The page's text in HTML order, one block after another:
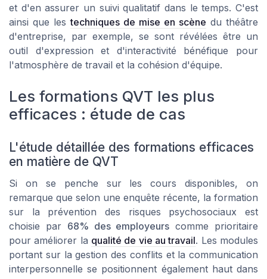
et d'en assurer un suivi qualitatif dans le temps. C'est
ainsi que lestechniques de mise en scène du théâtre
d'entreprise, par exemple, se sont révélées être un
outil d'expression et d'interactivité bénéfique pour
l'atmosphère de travail et la cohésion d'équipe.
Les formations QVT les plus
efficaces : étude de cas
L'étude détaillée des formations efficaces
en matière de QVT
Si on se penche sur les cours disponibles, on
remarque que selon une enquête récente, la formation
sur la prévention des risques psychosociaux est
choisie par 68% des employeurs comme prioritaire
pour améliorer la qualité de vie au travail. Les modules
portant sur la gestion des conflits et la communication
interpersonnelle se positionnent également haut dans